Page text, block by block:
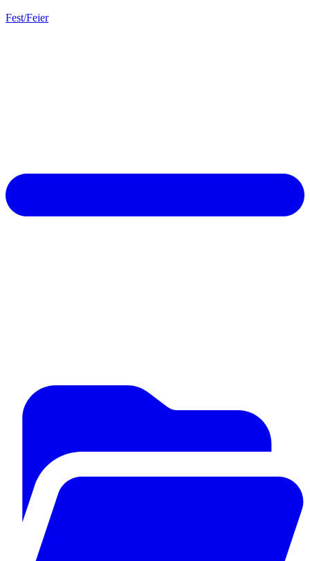
Fest/Feier